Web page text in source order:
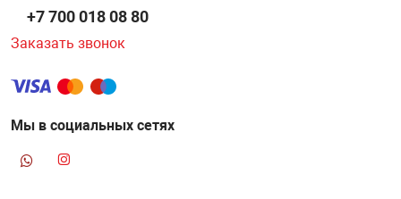
+7 700 018 08 80
Заказать звонок
Мы в социальных сетях